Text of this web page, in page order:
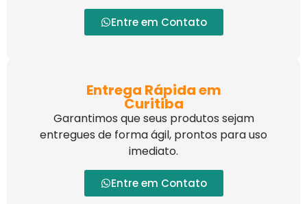
Entre em Contato
Entrega Rápida em
Curitiba
Garantimos que seus produtos sejam
entregues de forma ágil, prontos para uso
imediato.
Entre em Contato